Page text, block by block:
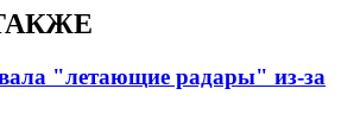
"летающие радары" из-за